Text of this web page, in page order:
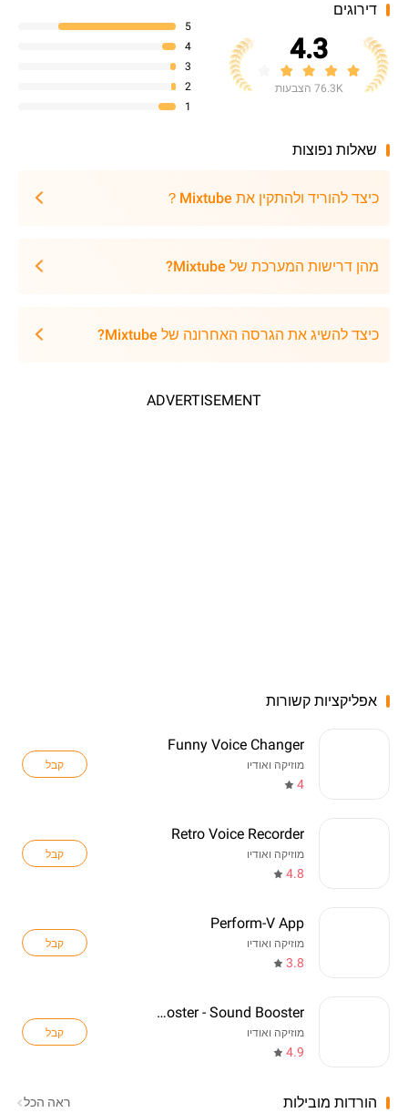
דירוגים
4.3
76.3K הצבעות
5
4
3
2
1
שאלות נפוצות
כיצד להוריד ולהתקין את Mixtube？
מהן דרישות המערכת של Mixtube?
כיצד להשיג את הגרסה האחרונה של Mixtube?
ADVERTISEMENT
אפליקציות קשורות
Funny Voice Changer
מוזיקה ואודיו
4
קבל
Retro Voice Recorder
מוזיקה ואודיו
4.8
קבל
Perform-V App
מוזיקה ואודיו
3.8
קבל
Volume Booster - Sound Booster
מוזיקה ואודיו
4.9
קבל
הורדות מובילות ראה הכל